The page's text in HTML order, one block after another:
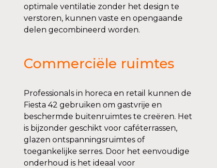
optimale ventilatie zonder het design te
verstoren, kunnen vaste en opengaande
delen gecombineerd worden.
Commerciële ruimtes
Professionals in horeca en retail kunnen de
Fiesta 42 gebruiken om gastvrije en
beschermde buitenruimtes te creëren. Het
is bijzonder geschikt voor caféterrassen,
glazen ontspanningsruimtes of
toegankelijke serres. Door het eenvoudige
onderhoud is het ideaal voor